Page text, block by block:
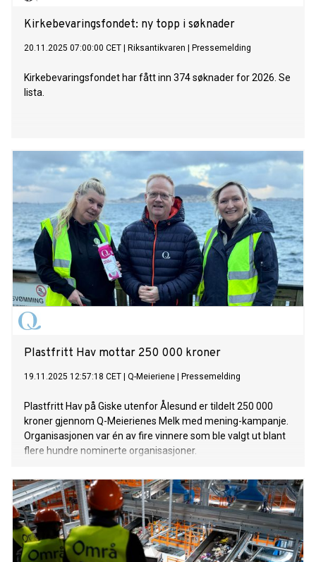
Kirkebevaringsfondet: ny topp i søknader
20.11.2025 07:00:00 CET Riksantikvaren Pressemelding
Kirkebevaringsfondet har fått inn 374 søknader for 2026. Se
lista.
Plastfritt Hav mottar 250 000 kroner
19.11.2025 12:57:18 CET Q-Meieriene Pressemelding
Plastfritt Hav på Giske utenfor Ålesund er tildelt 250 000
kroner gjennom Q-Meierienes Melk med mening-kampanje.
Organisasjonen var én av fire vinnere som ble valgt ut blant
flere hundre nominerte organisasjoner.